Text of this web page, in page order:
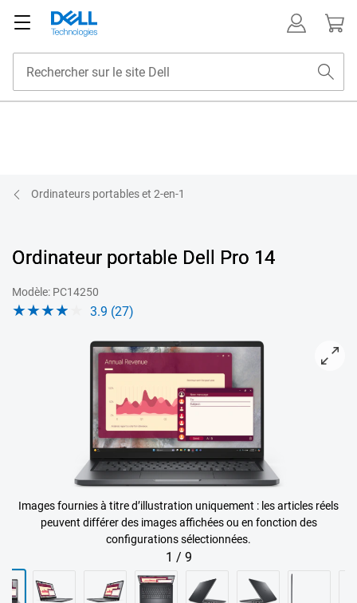
Ordinateurs portables et 2-en-1
Ordinateur portable Dell Pro 14
Modèle: PC14250
3.9 (27)
View Orienté vers l’avant Ordinateur portable Dell Pro 14
Images fournies à titre d’illustration uniquement : les articles réels
peuvent différer des images affichées ou en fonction des
configurations sélectionnées.
1 / 9